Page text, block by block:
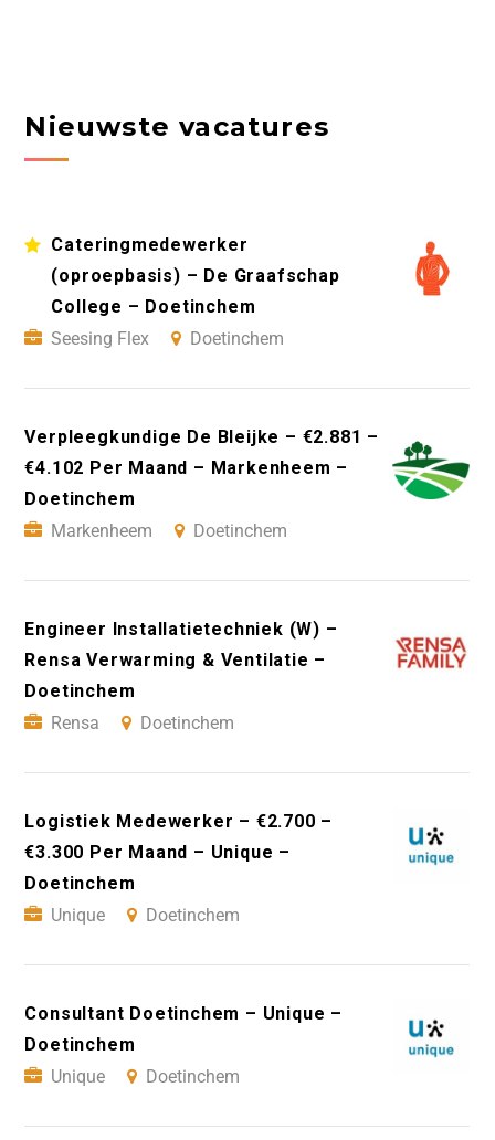
Nieuwste vacatures
Cateringmedewerker
(oproepbasis) – De Graafschap
College – Doetinchem
Seesing Flex
Doetinchem
Verpleegkundige De Bleijke – €2.881 –
€4.102 Per Maand – Markenheem –
Doetinchem
Markenheem
Doetinchem
Engineer Installatietechniek (W) –
Rensa Verwarming & Ventilatie –
Doetinchem
Rensa
Doetinchem
Logistiek Medewerker – €2.700 –
€3.300 Per Maand – Unique –
Doetinchem
Unique
Doetinchem
Consultant Doetinchem – Unique –
Doetinchem
Unique
Doetinchem